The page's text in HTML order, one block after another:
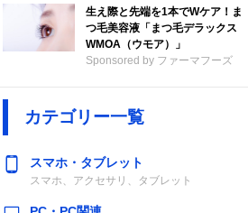
生え際と先端を1本でWケア！ま
つ毛美容液「まつ毛デラックス
WMOA（ウモア）」
Sponsored by ファーマフーズ
カテゴリー一覧
スマホ・タブレット
スマホ、アクセサリ、タブレット